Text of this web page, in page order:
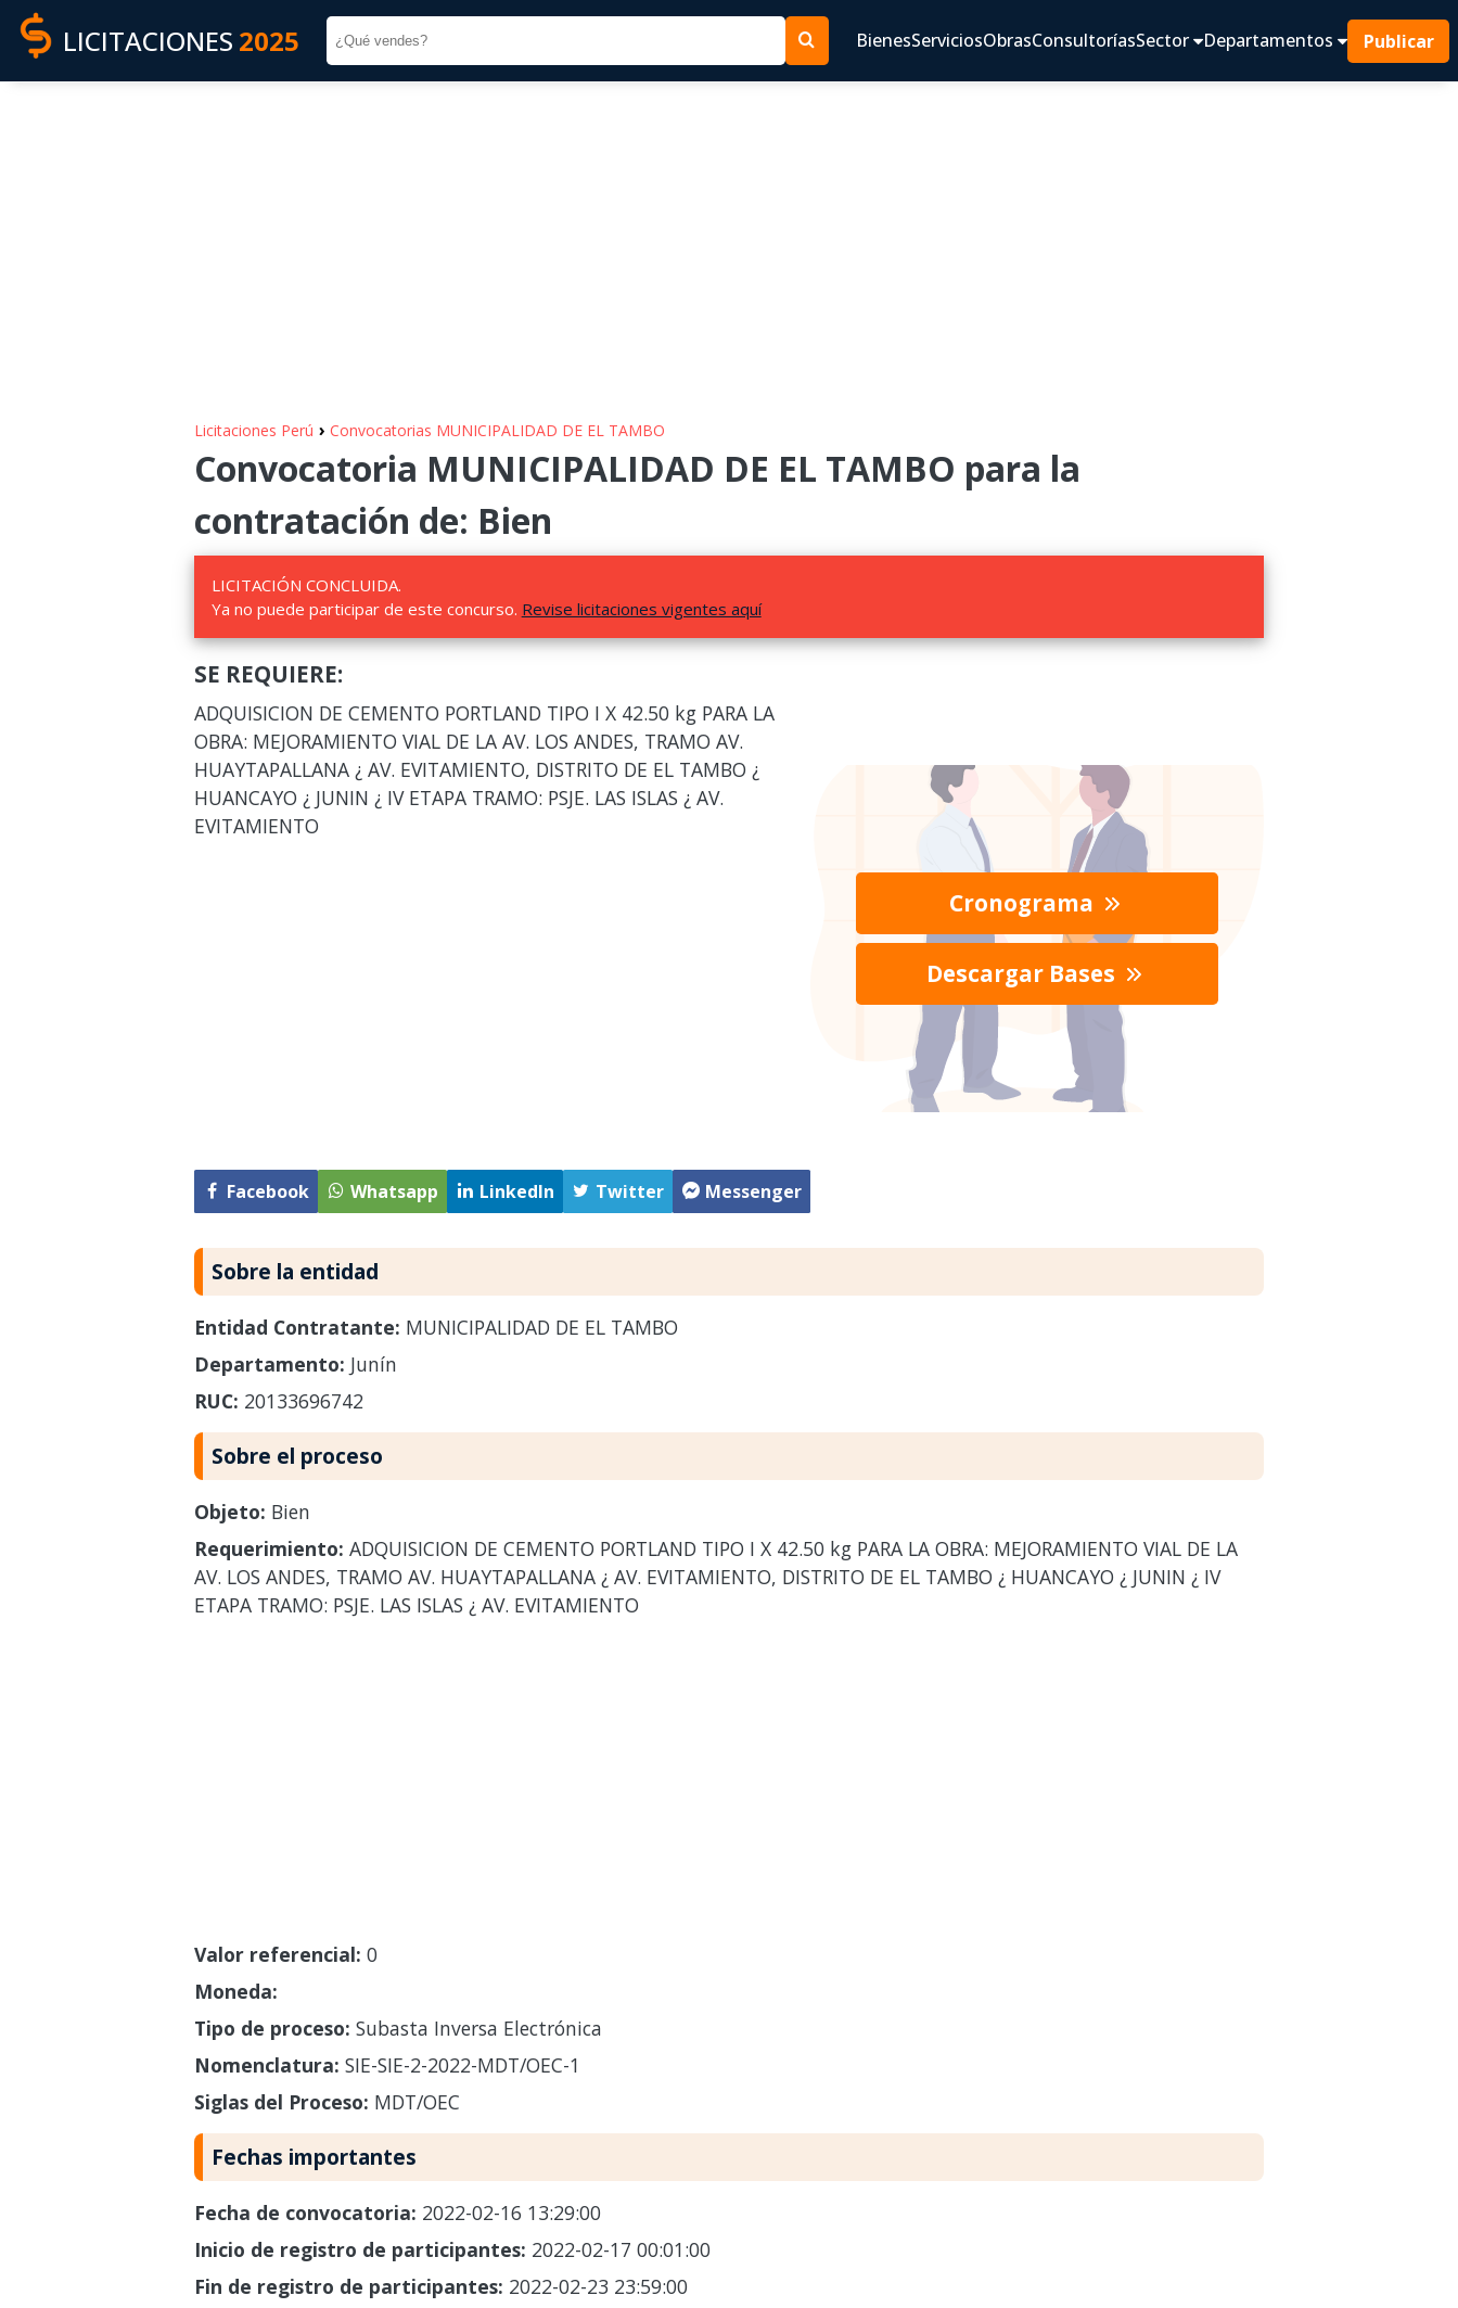
LICITACIONES 2025 BienesServiciosObrasConsultoríasSector Departamentos Publicar
Licitaciones Perú › Convocatorias MUNICIPALIDAD DE EL TAMBO
Convocatoria MUNICIPALIDAD DE EL TAMBO para la
contratación de: Bien
LICITACIÓN CONCLUIDA.
Ya no puede participar de este concurso. Revise licitaciones vigentes aquí
SE REQUIERE:
ADQUISICION DE CEMENTO PORTLAND TIPO I X 42.50 kg PARA LA
OBRA: MEJORAMIENTO VIAL DE LA AV. LOS ANDES, TRAMO AV.
HUAYTAPALLANA ¿ AV. EVITAMIENTO, DISTRITO DE EL TAMBO ¿
HUANCAYO ¿ JUNIN ¿ IV ETAPA TRAMO: PSJE. LAS ISLAS ¿ AV.
EVITAMIENTO
Facebook Whatsapp LinkedIn Twitter Messenger
Cronograma
Descargar Bases
Sobre la entidad
Entidad Contratante: MUNICIPALIDAD DE EL TAMBO
Departamento: Junín
RUC: 20133696742
Sobre el proceso
Objeto: Bien
Requerimiento: ADQUISICION DE CEMENTO PORTLAND TIPO I X 42.50 kg PARA LA OBRA: MEJORAMIENTO VIAL DE LA
AV. LOS ANDES, TRAMO AV. HUAYTAPALLANA ¿ AV. EVITAMIENTO, DISTRITO DE EL TAMBO ¿ HUANCAYO ¿ JUNIN ¿ IV
ETAPA TRAMO: PSJE. LAS ISLAS ¿ AV. EVITAMIENTO
Valor referencial: 0
Moneda:
Tipo de proceso: Subasta Inversa Electrónica
Nomenclatura: SIE-SIE-2-2022-MDT/OEC-1
Siglas del Proceso: MDT/OEC
Fechas importantes
Fecha de convocatoria: 2022-02-16 13:29:00
Inicio de registro de participantes: 2022-02-17 00:01:00
Fin de registro de participantes: 2022-02-23 23:59:00